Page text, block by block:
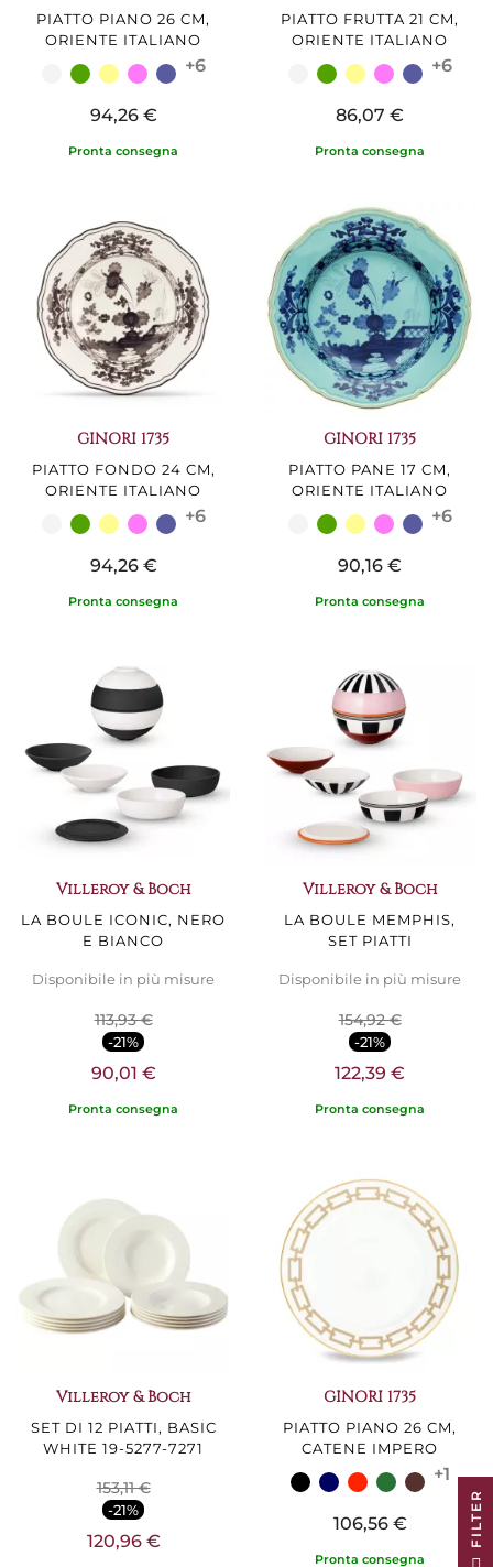
PIATTO PIANO 26 CM,
ORIENTE ITALIANO
+6
94,26 €
Pronta consegna
PIATTO FRUTTA 21 CM,
ORIENTE ITALIANO
+6
86,07 €
Pronta consegna
GINORI 1735
PIATTO FONDO 24 CM,
ORIENTE ITALIANO
+6
94,26 €
Pronta consegna
GINORI 1735
PIATTO PANE 17 CM,
ORIENTE ITALIANO
+6
90,16 €
Pronta consegna
Villeroy & Boch
LA BOULE ICONIC, NERO
E BIANCO
Disponibile in più misure
113,93 €
-21%
90,01 €
Pronta consegna
Villeroy & Boch
LA BOULE MEMPHIS,
SET PIATTI
Disponibile in più misure
154,92 €
-21%
122,39 €
Pronta consegna
Villeroy & Boch
SET DI 12 PIATTI, BASIC
WHITE 19-5277-7271
153,11 €
-21%
120,96 €
GINORI 1735
PIATTO PIANO 26 CM,
CATENE IMPERO
+1
106,56 €
Pronta consegna
R